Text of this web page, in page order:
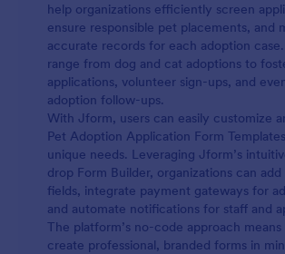
help organizations efficiently screen
ensure responsible pet placements, and
accurate records for each adoption case.
range from dog and cat adoptions to
applications, volunteer sign-ups, and
adoption follow-ups.
With Jform, users can easily customize
Pet Adoption Application Form
unique needs. Leveraging Jform’s
drop Form Builder, organizations can
fields, integrate payment gateways for
and automate notifications for staff and
The platform’s no-code approach
create professional, branded forms in